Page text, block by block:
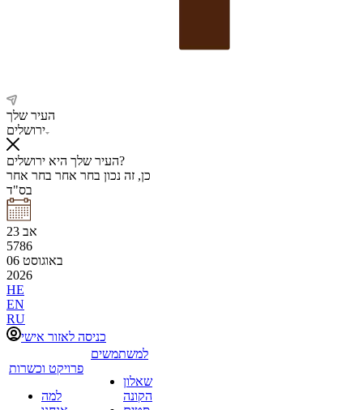
העיר שלך
ירושלים
העיר שלך היא ירושלים?
כן, זה נכון בחר אחר בחר אחר
בס"ד
23 אב
5786
06 באוגוסט
2026
HE
EN
RU
כניסה לאזור אישי
פרויקט וכשרות
למה
למשתמשים
שאלון
הקונה